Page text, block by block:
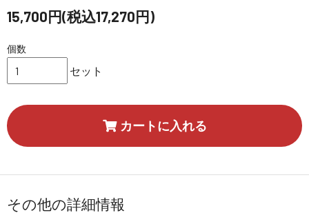
15,700円(税込17,270円)
個数
セット
カートに入れる
その他の詳細情報